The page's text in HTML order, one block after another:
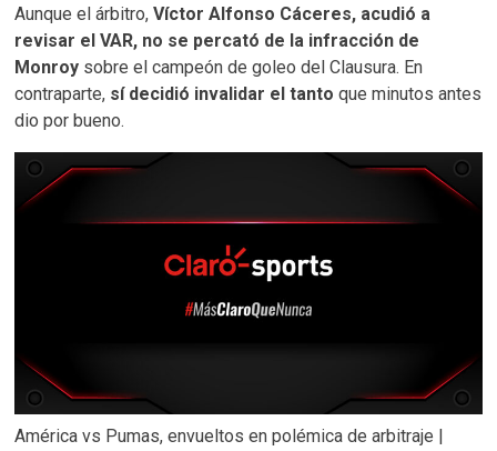
Aunque el árbitro,Víctor Alfonso Cáceres, acudió a
revisar el VAR, no se percató de la infracción de
Monroy sobre el campeón de goleo del Clausura. En
contraparte, sí decidió invalidar el tanto que minutos antes
dio por bueno.
América vs Pumas, envueltos en polémica de arbitraje |